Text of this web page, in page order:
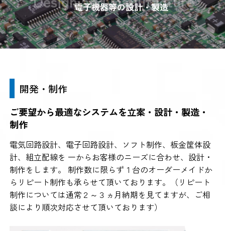
電子機器等の設計・製造
開発・制作
ご要望から最適なシステムを立案・設計・製造・
制作
電気回路設計、電子回路設計、ソフト制作、板金筐体設
計、組立配線を 一からお客様のニーズに合わせ、設計・
制作をします。 制作数に限らず１台のオーダーメイドか
らリピート制作も承らせて頂いております。（リピート
制作については通常２～３ヵ月納期を見てますが、ご相
談により順次対応させて頂いております）